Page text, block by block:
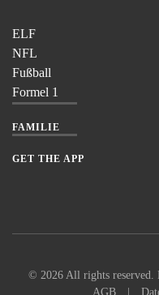
ELF
NFL
Fußball
Formel 1
FAMILIE
GET THE APP
© 2026All rights
AGB|